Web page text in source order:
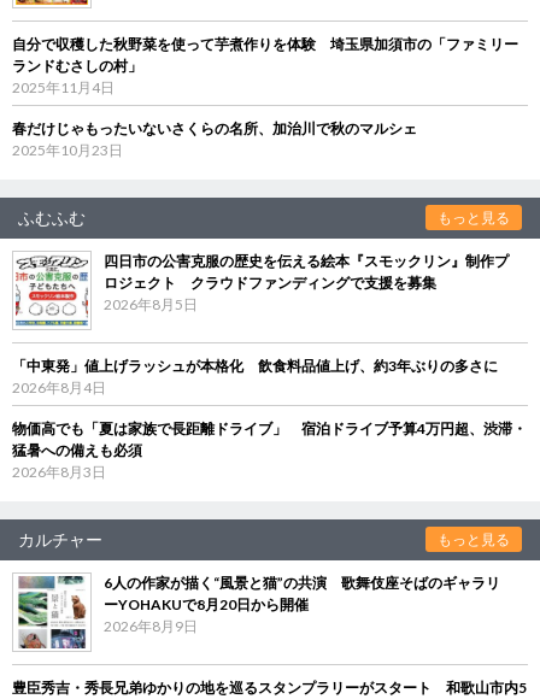
自分で収穫した秋野菜を使って芋煮作りを体験 埼玉県加須市の「ファミリー
ランドむさしの村」
2025年11月4日
春だけじゃもったいないさくらの名所、加治川で秋のマルシェ
2025年10月23日
ふむふむ もっと見る
四日市の公害克服の歴史を伝える絵本『スモックリン』制作プ
ロジェクト クラウドファンディングで支援を募集
2026年8月5日
「中東発」値上げラッシュが本格化 飲食料品値上げ、約3年ぶりの多さに
2026年8月4日
物価高でも「夏は家族で長距離ドライブ」 宿泊ドライブ予算4万円超、渋滞・
猛暑への備えも必須
2026年8月3日
カルチャー もっと見る
6人の作家が描く“風景と猫”の共演 歌舞伎座そばのギャラリ
ーYOHAKUで8月20日から開催
2026年8月9日
豊臣秀吉・秀長兄弟ゆかりの地を巡るスタンプラリーがスタート 和歌山市内5